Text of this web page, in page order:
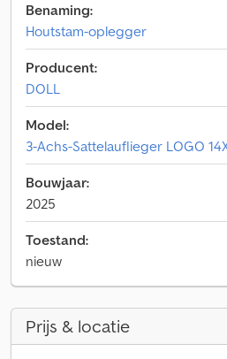
Benaming:
Houtstam-oplegger
Producent:
DOLL
Model:
3-Achs-Sattelauflieger LOGO
Bouwjaar:
2025
Toestand:
nieuw
Prijs & locatie